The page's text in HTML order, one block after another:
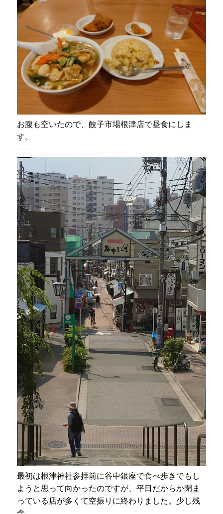
お腹も空いたので、餃子市場根津店で昼食にしま
す。
最初は根津神社参拝前に谷中銀座で食べ歩きでもし
ようと思って向かったのですが、平日だからか閉ま
っている店が多くて空振りに終わりました。少し残